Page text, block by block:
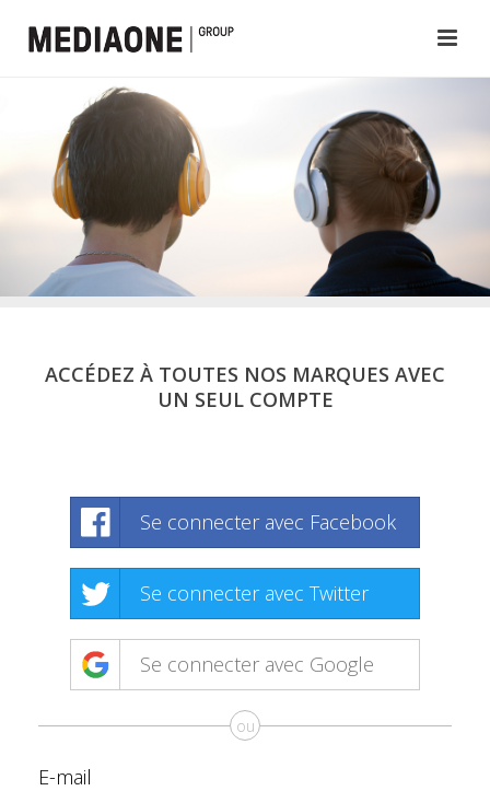
ACCÉDEZ À TOUTES NOS MARQUES AVEC
UN SEUL COMPTE
Se connecter avec Facebook
Se connecter avec Twitter
Se connecter avec Google
ou
E-mail